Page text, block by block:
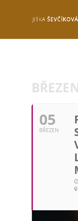
05
BŘEZEN